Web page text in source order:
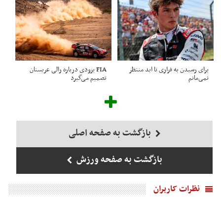
برای رسیدن به فراری تا ابد منتظر
نمی‌مانم
FIA یزودی درباره رالی عربستان
تصمیم می‌گیرد
بازگشت به صفحه اصلی
بازگشت به صفحه ورزش
نظرات کاربران